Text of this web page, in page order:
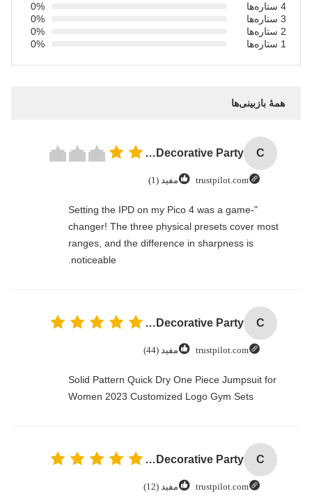
4 ستاره‌ها
0%
3 ستاره‌ها
0%
2 ستاره‌ها
0%
1 ستاره‌ها
0%
همهٔ بازبینی‌ها
C
Custom Creative Goodie Christmas Kraft Paper Gift Bag with Your Own Logo for Xmas Decorative Party
trustpilot.com مفید (1)
"Setting the IPD on my Pico 4 was a game-
changer! The three physical presets cover most
ranges, and the difference in sharpness is
noticeable.
C
Custom Creative Goodie Christmas Kraft Paper Gift Bag with Your Own Logo for Xmas Decorative Party
trustpilot.com مفید (44)
Solid Pattern Quick Dry One Piece Jumpsuit for
Women 2023 Customized Logo Gym Sets
C
Custom Creative Goodie Christmas Kraft Paper Gift Bag with Your Own Logo for Xmas Decorative Party
trustpilot.com مفید (12)